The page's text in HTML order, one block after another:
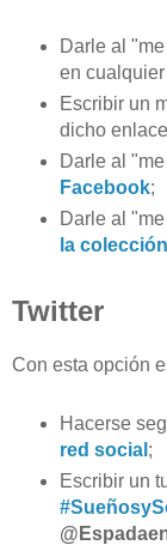
Darle al
en
Escribir un
dicho
Darle al
Facebook;
Darle al
la colección
Twitter
Con esta opción
Hacerse
red social ;
Escribir un